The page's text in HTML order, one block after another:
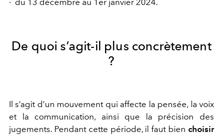
· du 13 décembre au 1er janvier 2024.
De quoi s’agit-il plus concrètement
?
Il s’agit d’un mouvement qui affecte la pensée, la voix
et la communication, ainsi que la précision des
jugements. Pendant cette période, il faut bien choisir